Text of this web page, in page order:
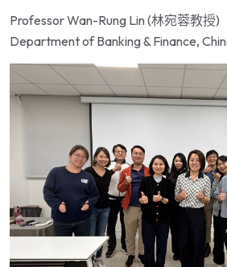
Professor Wan-Rung Lin (林宛蓉教授)
Department of Banking & Finance,